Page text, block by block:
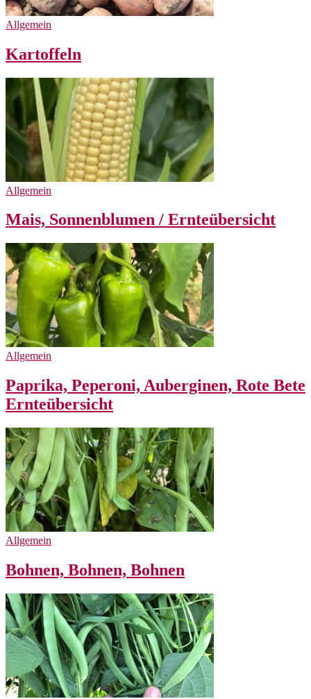
Allgemein
Kartoffeln
Allgemein
Mais, Sonnenblumen / Ernteübersicht
Allgemein
Paprika, Peperoni, Auberginen, Rote Bete
Ernteübersicht
Allgemein
Bohnen, Bohnen, Bohnen